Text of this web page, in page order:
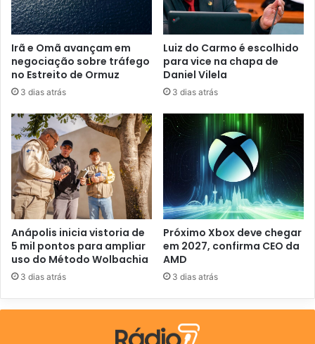
e
ç
o
d
e
e
a
i
l
Irã e Omã avançam em
negociação sobre tráfego
no Estreito de Ormuz
3 dias atrás
Luiz do Carmo é escolhido
para vice na chapa de
Daniel Vilela
3 dias atrás
Anápolis inicia vistoria de
5 mil pontos para ampliar
uso do Método Wolbachia
3 dias atrás
Próximo Xbox deve chegar
em 2027, confirma CEO da
AMD
3 dias atrás